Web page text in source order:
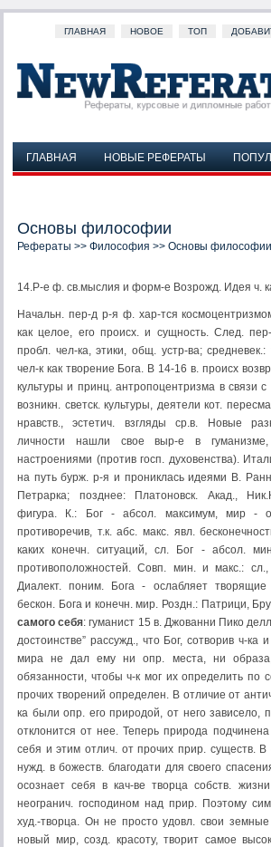
ГЛАВНАЯ НОВОЕ ТОП
ГЛАВНАЯ НОВЫЕ РЕФЕРАТЫ
Основы философии
Рефераты >> Философия >> Основы философии
14.Р-е ф. св.мыслия и форм-е Возрожд. Идея ч.
Начальн. пер-д р-я ф. хар-тся
как целое, его происх. и сущность. След.
пробл. чел-ка, этики, общ. устр-ва;
чел-к как творение Бога. В 14-16 в. происх
культуры и принц. антропоцентризма в связи с
возникн. светск. культуры, деятели кот.
нравств., эстетич. взгляды ср.в. Новые
личности нашли свое выр-е в гуманизме,
настроениями (против госп. духовенства).
на путь бурж. р-я и прониклась идеями В.
Петрарка; позднее: Платоновск. Акад.,
фигура. К.: Бог - абсол. максимум, мир -
противоречив, т.к. абс. макс. явл.
каких конечн. ситуаций, сл. Бог - абсол.
противоположностей. Совп. мин. и макс.:
Диалект. поним. Бога - ослабляет
бескон. Бога и конечн. мир. Роздн.: Патрици,
самого себя: гуманист 15 в. Джованни Пико
достоинстве” рассужд., что Бог, сотворив ч-ка
мира не дал ему ни опр. места, ни
обязанности, чтобы ч-к мог их определить по
прочих творений определен. В отличие от
ка были опр. его природой, от него зависело,
отклонится от нее. Теперь природа подчинена
себя и этим отлич. от прочих прир. существ. В
нужд. в божеств. благодати для своего
осознает себя в кач-ве творца собств.
неогранич. господином над прир. Поэтому
худ.-творца. Он не просто удовл. свои
новый мир, созд. красоту, творит самое